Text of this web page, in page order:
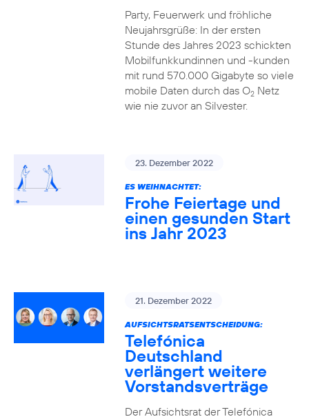
Party, Feuerwerk und fröhliche
Neujahrsgrüße: In der ersten
Stunde des Jahres 2023 schickten
Mobilfunkkundinnen und -kunden
mit rund 570.000 Gigabyte so viele
mobile Daten durch das O2Netz
wie nie zuvor an Silvester.
23. Dezember 2022
ES WEIHNACHTET:
Frohe Feiertage und
einen gesunden Start
ins Jahr 2023
21. Dezember 2022
AUFSICHTSRATSENTSCHEIDUNG:
Telefónica
Deutschland
verlängert weitere
Vorstandsverträge
Der Aufsichtsrat der Telefónica